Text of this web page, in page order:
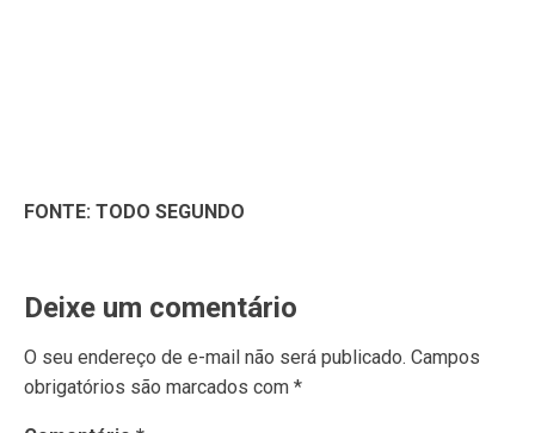
FONTE: TODO SEGUNDO
Deixe um comentário
O seu endereço de e-mail não será publicado. Campos
obrigatórios são marcados com *